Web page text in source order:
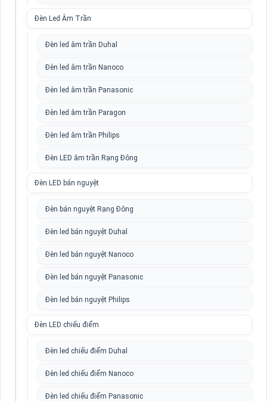
Đèn Led Âm Trần
Đèn led âm trần Duhal
Đèn led âm trần Nanoco
Đèn led âm trần Panasonic
Đèn led âm trần Paragon
Đèn led âm trần Philips
Đèn LED âm trần Rạng Đông
Đèn LED bán nguyệt
Đèn bán nguyệt Rạng Đông
Đèn led bán nguyệt Duhal
Đèn led bán nguyệt Nanoco
Đèn led bán nguyệt Panasonic
Đèn led bán nguyệt Philips
Đèn LED chiếu điểm
Đèn led chiếu điểm Duhal
Đèn led chiếu điểm Nanoco
Đèn led chiếu điểm Panasonic